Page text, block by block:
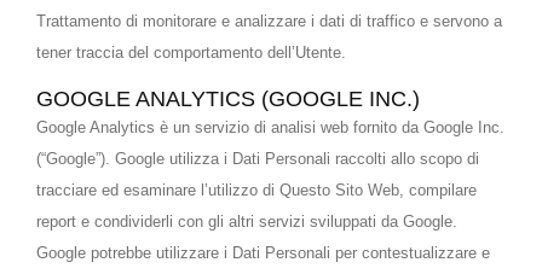
Trattamento di monitorare e analizzare i dati di traffico e servono a
tener traccia del comportamento dell’Utente.
GOOGLE ANALYTICS (GOOGLE INC.)
Google Analytics è un servizio di analisi web fornito da Google Inc.
(“Google”). Google utilizza i Dati Personali raccolti allo scopo di
tracciare ed esaminare l’utilizzo di Questo Sito Web, compilare
report e condividerli con gli altri servizi sviluppati da Google.
Google potrebbe utilizzare i Dati Personali per contestualizzare e